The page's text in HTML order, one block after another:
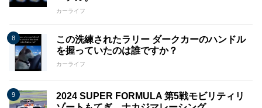
カーライフ
この洗練されたラリー ダークカーのハンドル
を握っていたのは誰ですか？
カーライフ
2024 SUPER FORMULA 第5戦モビリティリ